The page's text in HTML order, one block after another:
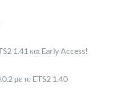
1.41 και Early Access!
με το ETS2 1.40